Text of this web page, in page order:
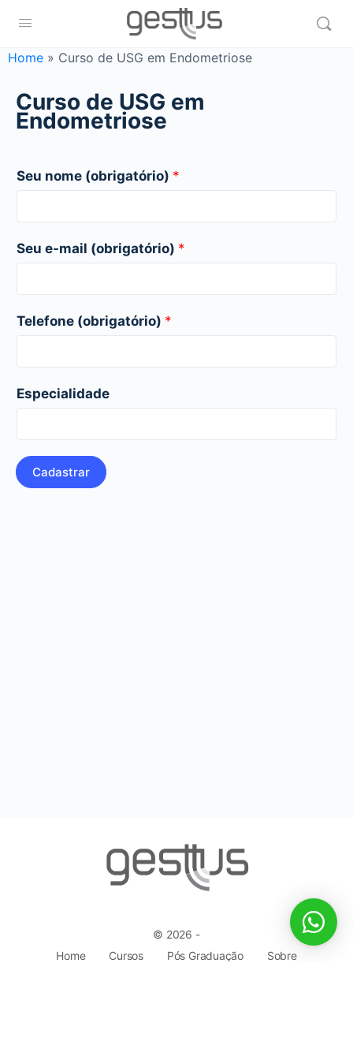
Home » Curso de USG em Endometriose
Curso de USG em
Endometriose
Seu nome (obrigatório) *
Seu e-mail (obrigatório) *
Telefone (obrigatório) *
Especialidade
Cadastrar
© 2026 -
Home
Cursos Pós Graduação
Sobre